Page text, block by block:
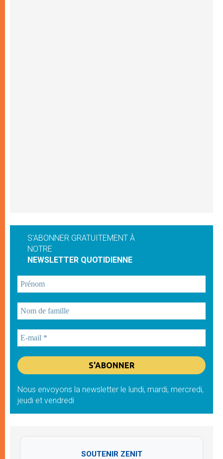
S'ABONNER GRATUITEMENT À
NOTRE
NEWSLETTER QUOTIDIENNE
Nous envoyons la newsletter le lundi, mardi, mercredi,
jeudi et vendredi
SOUTENIR ZENIT